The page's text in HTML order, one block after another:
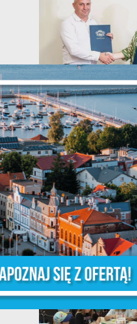
03 - 08 - 2026
Podpiisanie
"Przebudowa
109054G – ul.
odcinku od
Lipową do
Wybickiego w
W dniu 3 sierpnia
na realizację
drogi gminnej nr